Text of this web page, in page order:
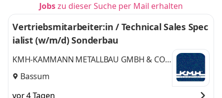
Jobszu dieser Suche per Mail erhalten
Vertriebsmitarbeiter:in / Technical Sales Spec
ialist (w/m/d) Sonderbau
KMH-KAMMANN METALLBAU GMBH & CO.
KGBassum
vor 4 Tagen